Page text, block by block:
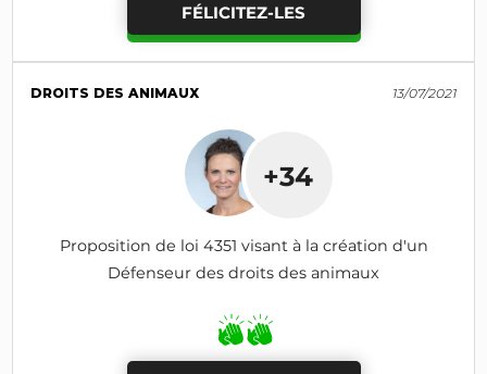
FÉLICITEZ-LES
DROITS DES ANIMAUX 13/07/2021
+34
Proposition de loi 4351 visant à la création d'un
Défenseur des droits des animaux